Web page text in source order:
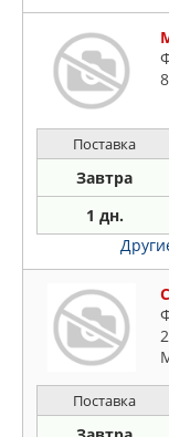
Поставка
Завтра
1 дн.
Поставка